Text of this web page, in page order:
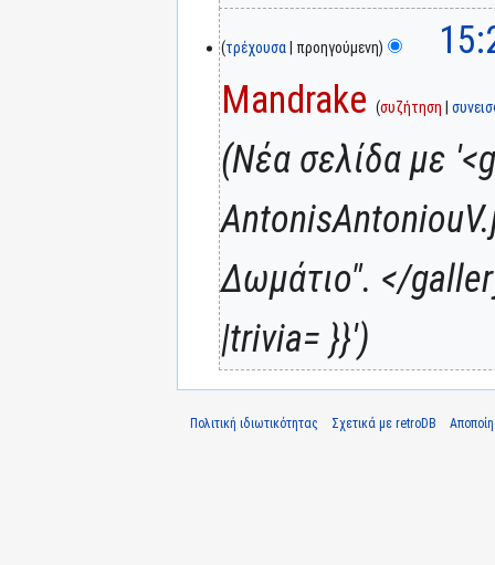
τρέχουσα προηγούμενη
Mandrake
συζήτηση
Νέα σελίδα με
Δωμάτιο". </
|trivia= }}'
Πολιτική ιδιωτικότητας Σχετικά με retroDB